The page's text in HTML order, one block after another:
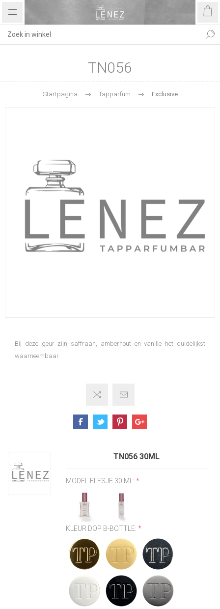
TN056
Startpagina Tapparfum Exclusive
Bij deze geur zijn saffraan, amberhout en vanille het duidelijkst
waarneembaar.
TN056 30ML
MODEL FLESJE 30 ML:*
KLEUR DOP B-BOTTLE:*